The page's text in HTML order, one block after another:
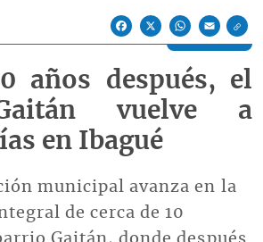
FacebookX WhatsAppEmail
años después, el
vuelve a
en Ibagué
municipal avanza en la
de cerca de 10